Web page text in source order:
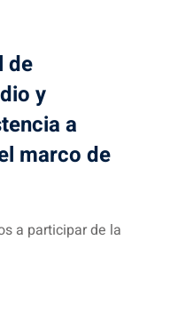
de
y
a
marco de
a participar de la